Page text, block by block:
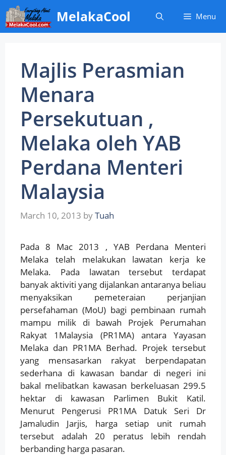
Skip
to
content
MelakaCool Menu
Majlis Perasmian
Menara
Persekutuan ,
Melaka oleh YAB
Perdana Menteri
Malaysia
March 10, 2013 byTuah
Pada 8 Mac 2013 , YAB Perdana Menteri
Melaka telah melakukan lawatan kerja ke
Melaka. Pada lawatan tersebut terdapat
banyak aktiviti yang dijalankan antaranya beliau
menyaksikan pemeteraian perjanjian
persefahaman (MoU) bagi pembinaan rumah
mampu milik di bawah Projek Perumahan
Rakyat 1Malaysia (PR1MA) antara Yayasan
Melaka dan PR1MA Berhad. Projek tersebut
yang mensasarkan rakyat berpendapatan
sederhana di kawasan bandar di negeri ini
bakal melibatkan kawasan berkeluasan 299.5
hektar di kawasan Parlimen Bukit Katil.
Menurut Pengerusi PR1MA Datuk Seri Dr
Jamaludin Jarjis, harga setiap unit rumah
tersebut adalah 20 peratus lebih rendah
berbanding harga pasaran.